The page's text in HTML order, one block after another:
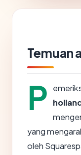
Temuan
P
yang
oleh